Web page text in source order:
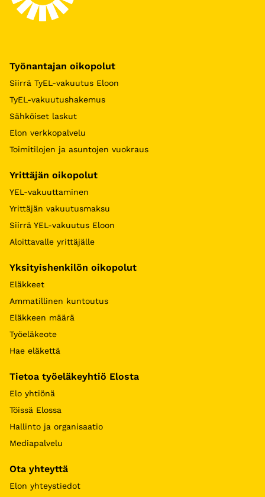
Työnantajan oikopolut
Siirrä TyEL-vakuutus Eloon
TyEL-vakuutushakemus
Sähköiset laskut
Elon verkkopalvelu
Toimitilojen ja asuntojen vuokraus
Yrittäjän oikopolut
YEL-vakuuttaminen
Yrittäjän vakuutusmaksu
Siirrä YEL-vakuutus Eloon
Aloittavalle yrittäjälle
Yksityishenkilön oikopolut
Eläkkeet
Ammatillinen kuntoutus
Eläkkeen määrä
Työeläkeote
Hae eläkettä
Tietoa työeläkeyhtiö Elosta
Elo yhtiönä
Töissä Elossa
Hallinto ja organisaatio
Mediapalvelu
Ota yhteyttä
Elon yhteystiedot